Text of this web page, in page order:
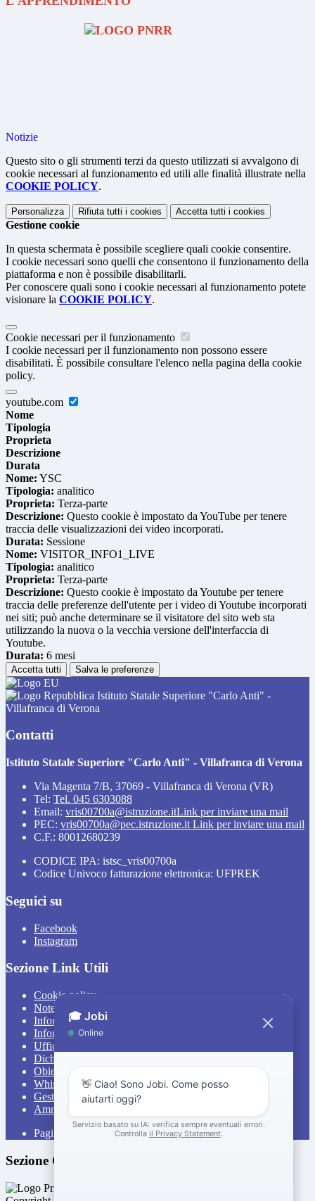
Notizie
Questo sito o gli strumenti terzi da questo utilizzati si avvalgono di
cookie necessari al funzionamento ed utili alle finalità illustrate nella
COOKIE POLICY.
Personalizza Rifiuta tutti i cookies Accetta tutti i cookies
Gestione cookie
In questa schermata è possibile scegliere quali cookie consentire.
I cookie necessari sono quelli che consentono il funzionamento della
piattaforma e non è possibile disabilitarli.
Per conoscere quali sono i cookie necessari al funzionamento potete
visionare la COOKIE POLICY.
Cookie necessari per il funzionamento
I cookie necessari per il funzionamento non possono essere
disabilitati. È possibile consultare l'elenco nella pagina della cookie
policy.
youtube.com
Nome
Tipologia
Proprieta
Descrizione
Durata
Nome: YSC
Tipologia: analitico
Proprieta: Terza-parte
Descrizione: Questo cookie è impostato da YouTube per tenere
traccia delle visualizzazioni dei video incorporati.
Durata: Sessione
Nome: VISITOR_INFO1_LIVE
Tipologia: analitico
Proprieta: Terza-parte
Descrizione: Questo cookie è impostato da Youtube per tenere
traccia delle preferenze dell'utente per i video di Youtube incorporati
nei siti; può anche determinare se il visitatore del sito web sta
utilizzando la nuova o la vecchia versione dell'interfaccia di
Youtube.
Durata: 6 mesi
Accetta tutti Salva le preferenze
Istituto Statale Superiore "Carlo Anti" -
Villafranca di Verona
Contatti
Istituto Statale Superiore "Carlo Anti" - Villafranca di Verona
Via Magenta 7/B, 37069 - Villafranca di Verona (VR)
Tel: Tel. 045 6303088
Email: vris00700a@istruzione.itLink per inviare una mail
PEC: vris00700a@pec.istruzione.it Link per inviare una mail
C.F.: 80012680239
CODICE IPA: istsc_vris00700a
Codice Univoco fatturazione elettronica: UFPREK
Seguici su
Facebook
Instagram
Sezione Link Utili
Cookie policy
Note legali
Informativa Privacy
Informativa Privacy chatbot Jobi
Ufficio Relazioni con il Pubblico
Dichiarazione di accessibilità
Obiettivi di accessibilità
Whistleblowing
Gestione consensi cookie
Amministrazione trasparente
Pagina visualizzata1008volte
Sezione Copyright